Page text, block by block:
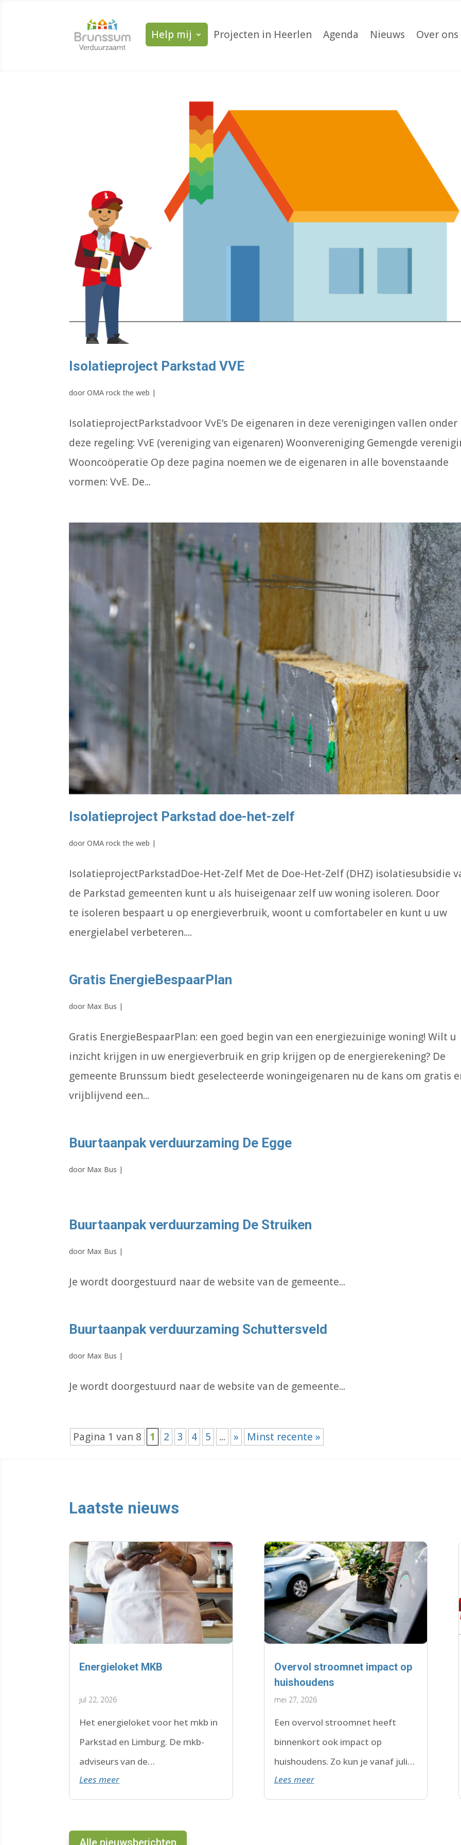
Help mij Projecten in Heerlen Agenda Nieuws Over ons
Isolatieproject Parkstad VVE
doorOMA rock the web |
IsolatieprojectParkstadvoor VvE’s De eigenaren in deze verenigingen vallen onder
deze regeling: VvE (vereniging van eigenaren) Woonvereniging Gemengde
Wooncoöperatie Op deze pagina noemen we de eigenaren in alle bovenstaande
vormen: VvE. De...
Isolatieproject Parkstad doe-het-zelf
doorOMA rock the web |
IsolatieprojectParkstadDoe-Het-Zelf Met de Doe-Het-Zelf (DHZ) isolatiesubsidie
de Parkstad gemeenten kunt u als huiseigenaar zelf uw woning isoleren. Door
te isoleren bespaart u op energieverbruik, woont u comfortabeler en kunt u uw
energielabel verbeteren....
Gratis EnergieBespaarPlan
door Max Bus |
Gratis EnergieBespaarPlan: een goed begin van een energiezuinige woning! Wilt u
inzicht krijgen in uw energieverbruik en grip krijgen op de energierekening? De
gemeente Brunssum biedt geselecteerde woningeigenaren nu de kans om gratis
vrijblijvend een...
Buurtaanpak verduurzaming De Egge
door Max Bus |
Buurtaanpak verduurzaming De Struiken
door Max Bus |
Je wordt doorgestuurd naar de website van de gemeente...
Buurtaanpak verduurzaming Schuttersveld
door Max Bus |
Je wordt doorgestuurd naar de website van de gemeente...
Pagina 1 van 8 1 2 3 4 5 ... » Minst recente »
Laatste nieuws
Energieloket MKB
jul 22, 2026
Het energieloket voor het mkb in
Parkstad en Limburg. De mkb-
adviseurs van de
WoonWijzerWinkel Limburg staan
voor je klaar.
Lees meer
Overvol stroomnet impact op
huishoudens
mei 27, 2026
Een overvol stroomnet heeft
binnenkort ook impact op
huishoudens. Zo kun je vanaf juli
2026 te maken krijgen met een
wachtlijst.
Lees meer
Alle nieuwsberichten